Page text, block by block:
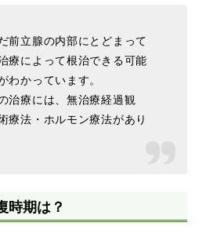
前立腺の内部にとどまって
療によって根治できる可能
わかっています。
治療には、無治療経過観
療法・ホルモン療法があり
時期は？